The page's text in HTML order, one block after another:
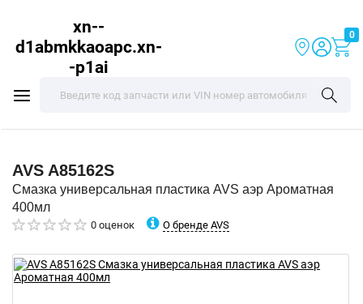
xn--
d1abmkkaoapc.xn-
-p1ai
0
AVS A85162S
Смазка универсальная пластика AVS аэр Ароматная
400мл
0 оценок О бренде AVS